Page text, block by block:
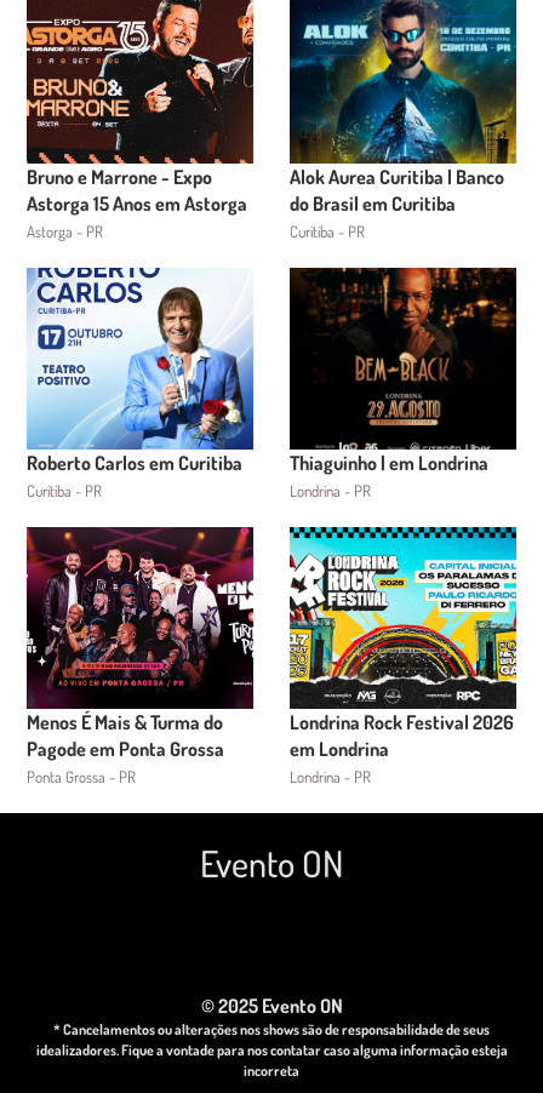
Bruno e Marrone - Expo
Astorga 15 Anos em Astorga
Astorga - PR
Alok Aurea Curitiba | Banco
do Brasil em Curitiba
Curitiba - PR
Roberto Carlos em Curitiba
Curitiba - PR
Thiaguinho | em Londrina
Londrina - PR
Menos É Mais & Turma do
Pagode em Ponta Grossa
Ponta Grossa - PR
Londrina Rock Festival 2026
em Londrina
Londrina - PR
Evento ON
© 2025 Evento ON
* Cancelamentos ou alterações nos shows são de responsabilidade de seus
idealizadores. Fique a vontade para nos contatar caso alguma informação esteja
incorreta